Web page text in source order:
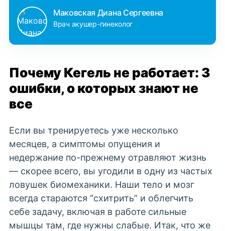
Маковская Диана Сергеевна
Врач акушер-гинеколог
Почему Кегель не работает: 3
ошибки, о которых знают не
все
Если вы тренируетесь уже несколько
месяцев, а симптомы опущения и
недержание по-прежнему отравляют жизнь
— скорее всего, вы угодили в одну из частых
ловушек биомеханики. Наши тело и мозг
всегда стараются “схитрить” и облегчить
себе задачу, включая в работе сильные
мышцы там, где нужны слабые. Итак, что же